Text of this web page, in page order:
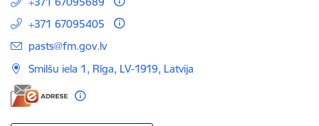
+371 67095405
E-pasts:
pasts@fm.gov.lv
Smilšu iela 1, Rīga, LV-1919, Latvija